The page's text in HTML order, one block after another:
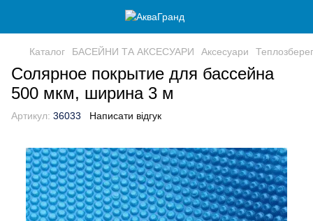
Каталог БАСЕЙНИ ТА АКСЕСУАРИ Аксесуари
Солярное покрытие для бассейна
500 мкм, ширина 3 м
Артикул: 36033 Написати відгук